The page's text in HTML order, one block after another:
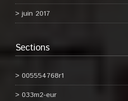
juin 2017
Sections
005554768r1
033m2-eur